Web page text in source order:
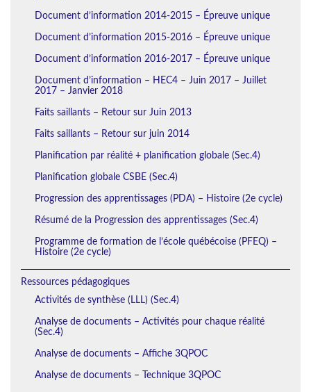
Document d’information 2014-2015 – Épreuve unique
Document d’information 2015-2016 – Épreuve unique
Document d’information 2016-2017 – Épreuve unique
Document d’information – HEC4 – Juin 2017 – Juillet
2017 – Janvier 2018
Faits saillants – Retour sur Juin 2013
Faits saillants – Retour sur juin 2014
Planification par réalité + planification globale (Sec.4)
Planification globale CSBE (Sec.4)
Progression des apprentissages (PDA) – Histoire (2e cycle)
Résumé de la Progression des apprentissages (Sec.4)
Programme de formation de l’école québécoise (PFEQ) –
Histoire (2e cycle)
Ressources pédagogiques
Activités de synthèse (LLL) (Sec.4)
Analyse de documents – Activités pour chaque réalité
(Sec.4)
Analyse de documents – Affiche 3QPOC
Analyse de documents – Technique 3QPOC